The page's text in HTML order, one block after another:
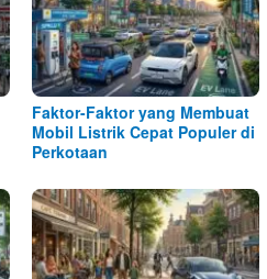
Faktor-Faktor yang Membuat
Mobil Listrik Cepat Populer di
Perkotaan